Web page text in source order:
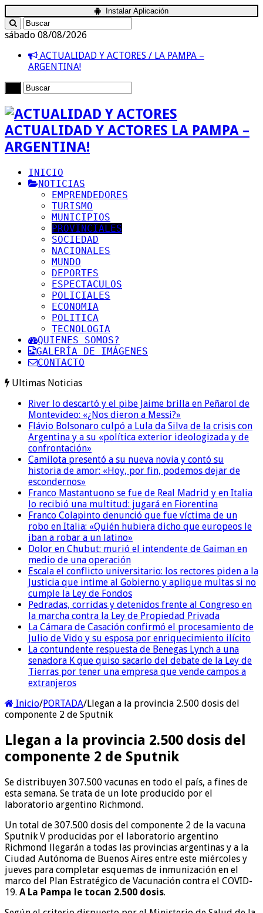
Instalar Aplicación
sábado 08/08/2026
ACTUALIDAD Y ACTORES / LA PAMPA –
ARGENTINA!
ACTUALIDAD Y ACTORES LA PAMPA –
ARGENTINA!
INICIO
NOTICIAS
EMPRENDEDORES
TURISMO
MUNICIPIOS
PROVINCIALES
SOCIEDAD
NACIONALES
MUNDO
DEPORTES
ESPECTACULOS
POLICIALES
ECONOMIA
POLITICA
TECNOLOGIA
QUIENES SOMOS?
GALERÍA DE IMÁGENES
CONTACTO
Ultimas Noticias
River lo descartó y el pibe Jaime brilla en Peñarol de
Montevideo: «¿Nos dieron a Messi?»
Flávio Bolsonaro culpó a Lula da Silva de la crisis con
Argentina y a su «política exterior ideologizada y de
confrontación»
Camilota presentó a su nueva novia y contó su
historia de amor: «Hoy, por fin, podemos dejar de
escondernos»
Franco Mastantuono se fue de Real Madrid y en Italia
lo recibió una multitud: jugará en Fiorentina
Franco Colapinto denunció que fue víctima de un
robo en Italia: «Quién hubiera dicho que europeos le
iban a robar a un latino»
Dolor en Chubut: murió el intendente de Gaiman en
medio de una operación
Escala el conflicto universitario: los rectores piden a la
Justicia que intime al Gobierno y aplique multas si no
cumple la Ley de Fondos
Pedradas, corridas y detenidos frente al Congreso en
la marcha contra la Ley de Propiedad Privada
La Cámara de Casación confirmó el procesamiento de
Julio de Vido y su esposa por enriquecimiento ilícito
La contundente respuesta de Benegas Lynch a una
senadora K que quiso sacarlo del debate de la Ley de
Tierras por tener una empresa que vende campos a
extranjeros
Inicio/PORTADA/Llegan a la provincia 2.500 dosis del
componente 2 de Sputnik
Llegan a la provincia 2.500 dosis del
componente 2 de Sputnik
Se distribuyen 307.500 vacunas en todo el país, a fines de
esta semana. Se trata de un lote producido por el
laboratorio argentino Richmond.
Un total de 307.500 dosis del componente 2 de la vacuna
Sputnik V producidas por el laboratorio argentino
Richmond llegarán a todas las provincias argentinas y a la
Ciudad Autónoma de Buenos Aires entre este miércoles y
jueves para completar esquemas de inmunización en el
marco del Plan Estratégico de Vacunación contra el COVID-
19. A La Pampa le tocan 2.500 dosis.